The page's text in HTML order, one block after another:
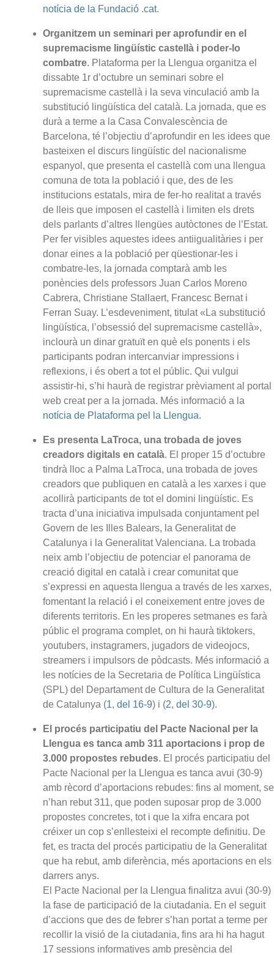
notícia de la Fundació .cat.
Organitzem un seminari per aprofundir en el
supremacisme lingüístic castellà i poder-lo
combatre. Plataforma per la Llengua organitza el
dissabte 1r d’octubre un seminari sobre el
supremacisme castellà i la seva vinculació amb la
substitució lingüística del català. La jornada, que es
durà a terme a la Casa Convalescència de
Barcelona, té l’objectiu d’aprofundir en les idees que
basteixen el discurs lingüístic del nacionalisme
espanyol, que presenta el castellà com una llengua
comuna de tota la població i que, des de les
institucions estatals, mira de fer-ho realitat a través
de lleis que imposen el castellà i limiten els drets
dels parlants d’altres llengües autòctones de l’Estat.
Per fer visibles aquestes idees antiigualitàries i per
donar eines a la població per qüestionar-les i
combatre-les, la jornada comptarà amb les
ponències dels professors Juan Carlos Moreno
Cabrera, Christiane Stallaert, Francesc Bernat i
Ferran Suay. L’esdeveniment, titulat «La substitució
lingüística, l’obsessió del supremacisme castellà»,
inclourà un dinar gratuït en què els ponents i els
participants podran intercanviar impressions i
reflexions, i és obert a tot el públic. Qui vulgui
assistir-hi, s’hi haurà de registrar prèviament al portal
web creat per a la jornada. Més informació a la
notícia de Plataforma pel la Llengua.
Es presenta LaTroca, una trobada de joves
creadors digitals en català. El proper 15 d’octubre
tindrà lloc a Palma LaTroca, una trobada de joves
creadors que publiquen en català a les xarxes i que
acollirà participants de tot el domini lingüístic. Es
tracta d’una iniciativa impulsada conjuntament pel
Govern de les Illes Balears, la Generalitat de
Catalunya i la Generalitat Valenciana. La trobada
neix amb l’objectiu de potenciar el panorama de
creació digital en català i crear comunitat que
s’expressi en aquesta llengua a través de les xarxes,
fomentant la relació i el coneixement entre joves de
diferents territoris. En les properes setmanes es farà
públic el programa complet, on hi haurà tiktokers,
youtubers, instagramers, jugadors de videojocs,
streamers i impulsors de pòdcasts. Més informació a
les notícies de la Secretaria de Política Lingüística
(SPL) del Departament de Cultura de la Generalitat
de Catalunya (1, del 16-9) i (2, del 30-9).
El procés participatiu del Pacte Nacional per la
Llengua es tanca amb 311 aportacions i prop de
3.000 propostes rebudes. El procés participatiu del
Pacte Nacional per la Llengua es tanca avui (30-9)
amb rècord d’aportacions rebudes: fins al moment, se
n’han rebut 311, que poden suposar prop de 3.000
propostes concretes, tot i que la xifra encara pot
créixer un cop s’enllesteixi el recompte definitiu. De
fet, es tracta del procés participatiu de la Generalitat
que ha rebut, amb diferència, més aportacions en els
darrers anys.
El Pacte Nacional per la Llengua finalitza avui (30-9)
la fase de participació de la ciutadania. En el seguit
d’accions que des de febrer s’han portat a terme per
recollir la visió de la ciutadania, fins ara hi ha hagut
17 sessions informatives amb presència del